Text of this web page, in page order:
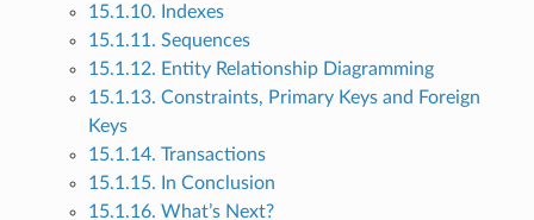
15.1.10. Indexes
15.1.11. Sequences
15.1.12. Entity Relationship Diagramming
15.1.13. Constraints, Primary Keys and Foreign
Keys
15.1.14. Transactions
15.1.15. In Conclusion
15.1.16. What’s Next?